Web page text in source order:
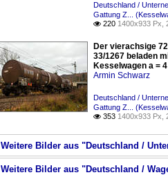
Deutschland /
Gattung Z...
 220 1400x933 Px,
Der vierachsige
33/1267 beladen
Kesselwagen a =
Armin Schwarz
Deutschland /
Gattung Z...
 353 1400x933 Px,
Weitere Bilder aus "Deutschland /
Weitere Bilder aus "Deutschland /